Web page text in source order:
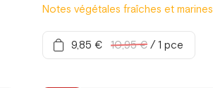
Notes végétales fraîches et marines
9,85 € 10,95 € /1 pce